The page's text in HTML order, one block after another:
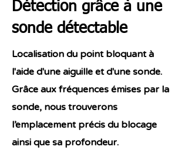
Détection grâce à une
sonde détectable
Localisation du point bloquant à
l'aide d'une aiguille et d'une sonde.
Grâce aux fréquences émises par la
sonde, nous trouverons
l’emplacement précis du blocage
ainsi que sa profondeur.